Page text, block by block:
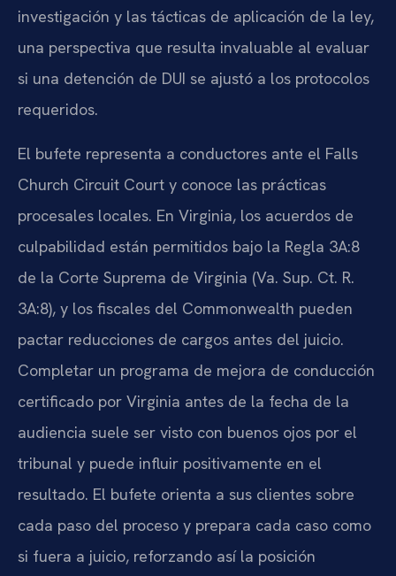
investigación y las tácticas de aplicación de la ley,
una perspectiva que resulta invaluable al evaluar
si una detención de DUI se ajustó a los protocolos
requeridos.
El bufete representa a conductores ante el Falls
Church Circuit Court y conoce las prácticas
procesales locales. En Virginia, los acuerdos de
culpabilidad están permitidos bajo la Regla 3A:8
de la Corte Suprema de Virginia (Va. Sup. Ct. R.
3A:8), y los fiscales del Commonwealth pueden
pactar reducciones de cargos antes del juicio.
Completar un programa de mejora de conducción
certificado por Virginia antes de la fecha de la
audiencia suele ser visto con buenos ojos por el
tribunal y puede influir positivamente en el
resultado. El bufete orienta a sus clientes sobre
cada paso del proceso y prepara cada caso como
si fuera a juicio, reforzando así la posición